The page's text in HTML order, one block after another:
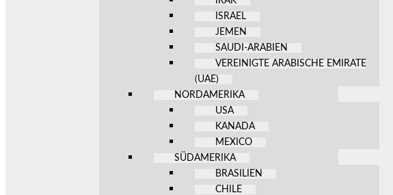
ISRAEL
JEMEN
SAUDI-ARABIEN
VEREINIGTE ARABISCHE EMIRATE
(UAE)
NORDAMERIKA
USA
KANADA
MEXICO
SÜDAMERIKA
BRASILIEN
CHILE